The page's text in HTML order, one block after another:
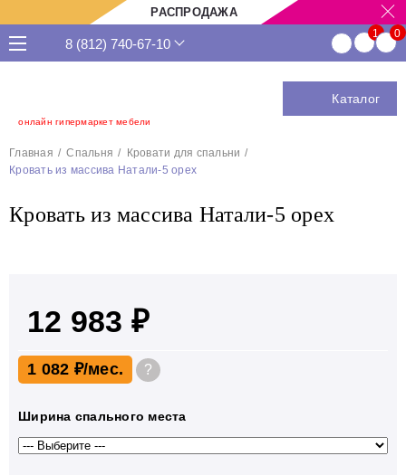
РАСПРОДАЖА
онлайн гипермаркет мебели
8 (812) 740-67-10
Каталог
Главная Спальня
Кровати для спальни
Кровать из массива Натали-5 орех
Кровать из массива Натали-5 орех
12 983 ₽
1 082 ₽ ?
Ширина спального места